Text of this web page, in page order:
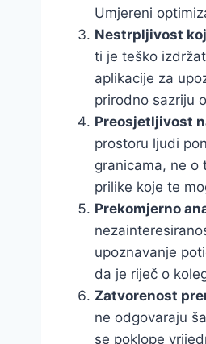
Umjereni
Nestrpljivost
ti je teško
aplikacije za
prirodno sazriju
Preosjetljivost
prostoru ljudi
granicama, ne o
prilike koje te
Prekomjerno
upoznavanje
da je riječ o
Zatvorenost
ne odgovaraju
se poklope